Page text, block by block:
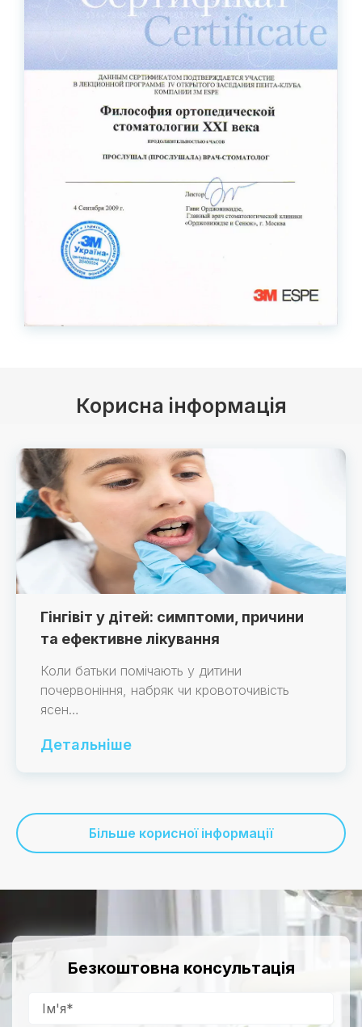
Корисна інформація
Гінгівіт у дітей: симптоми, причини
та ефективне лікування
Коли батьки помічають у дитини
почервоніння, набряк чи кровоточивість
ясен…
Детальніше
Більше корисної інформації
Безкоштовна консультація